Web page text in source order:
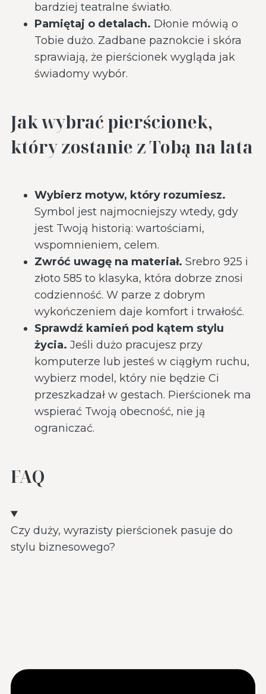
bardziej teatralne światło.
Pamiętaj o detalach. Dłonie mówią o
Tobie dużo. Zadbane paznokcie i skóra
sprawiają, że pierścionek wygląda jak
świadomy wybór.
Jak wybrać pierścionek,
który zostanie z Tobą na lata
Wybierz motyw, który rozumiesz.
Symbol jest najmocniejszy wtedy, gdy
jest Twoją historią: wartościami,
wspomnieniem, celem.
Zwróć uwagę na materiał. Srebro 925 i
złoto 585 to klasyka, która dobrze znosi
codzienność. W parze z dobrym
wykończeniem daje komfort i trwałość.
Sprawdź kamień pod kątem stylu
życia. Jeśli dużo pracujesz przy
komputerze lub jesteś w ciągłym ruchu,
wybierz model, który nie będzie Ci
przeszkadzał w gestach. Pierścionek ma
wspierać Twoją obecność, nie ją
ograniczać.
FAQ
Czy duży, wyrazisty pierścionek pasuje do
stylu biznesowego?